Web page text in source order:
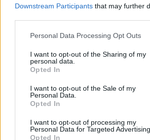
Downstream Participants that may further
Personal Data Processing Opt Outs
I want to opt-out of the Sharing of my
personal data.
Opted In
I want to opt-out of the Sale of my
Personal Data.
Opted In
I want to opt-out of processing my
Personal Data for Targeted Advertising.
Opted In
FAR (Coarnă)
Altul
Arhiva sondajelor